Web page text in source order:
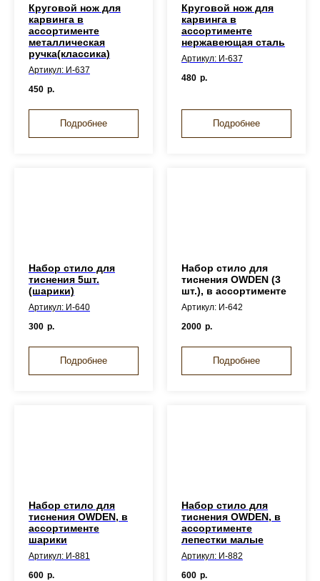
Круговой нож для
карвинга в
ассортименте
металлическая
ручка(классика)
Артикул: И-637
450 р.
Подробнее
Круговой нож для
карвинга в
ассортименте
нержавеющая сталь
Артикул: И-637
480 р.
Подробнее
Набор стило для
тиснения 5шт.
(шарики)
Артикул: И-640
300 р.
Подробнее
Набор стило для
тиснения OWDEN (3
шт.), в ассортименте
Артикул: И-642
2000 р.
Подробнее
Набор стило для
тиснения OWDEN, в
ассортименте
шарики
Артикул: И-881
600 р.
Набор стило для
тиснения OWDEN, в
ассортименте
лепестки малые
Артикул: И-882
600 р.